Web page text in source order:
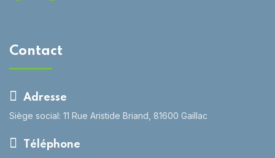
Contact
Adresse
Siège social: 11 Rue Aristide Briand, 81600 Gaillac
Téléphone